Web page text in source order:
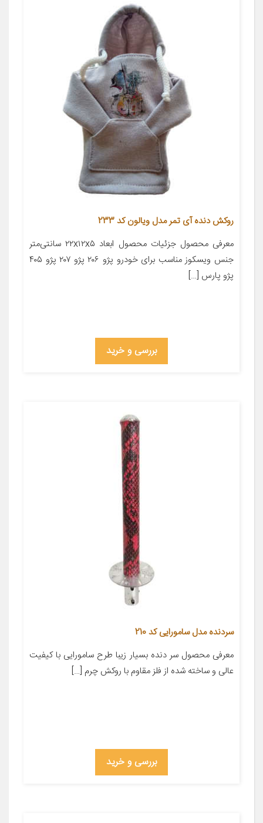
روکش دنده آی تمر مدل ویالون کد 233
معرفی محصول جزئیات محصول ابعاد ۲۲x۱۲x۵ سانتی‌متر
جنس ویسکوز مناسب برای خودرو پژو ۲۰۶ پژو ۲۰۷ پژو ۴۰۵
پژو پارس […]
بررسی و خرید
سردنده مدل سامورایی کد 210
معرفی محصول سر دنده بسیار زیبا طرح سامورایی با کیفیت
عالی و ساخته شده از فلز مقاوم با روکش چرم […]
بررسی و خرید